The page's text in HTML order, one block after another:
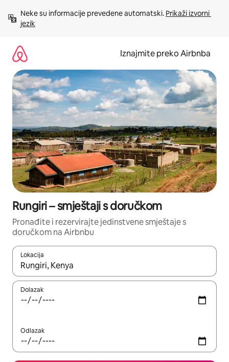
sadržaj
Neke su informacije prevedene automatski. Prikaži izvorni
jezik
Iznajmite preko Airbnba
Rungiri – smještaji s doručkom
Pronađite i rezervirajte jedinstvene smještaje s
doručkom na Airbnbu
Lokacija
Kada budu dostupni rezultati, moći ćete ih pregledati
Dolazak
Odlazak